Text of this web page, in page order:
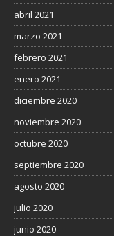
abril 2021
marzo 2021
febrero 2021
enero 2021
diciembre 2020
noviembre 2020
octubre 2020
septiembre 2020
agosto 2020
julio 2020
junio 2020